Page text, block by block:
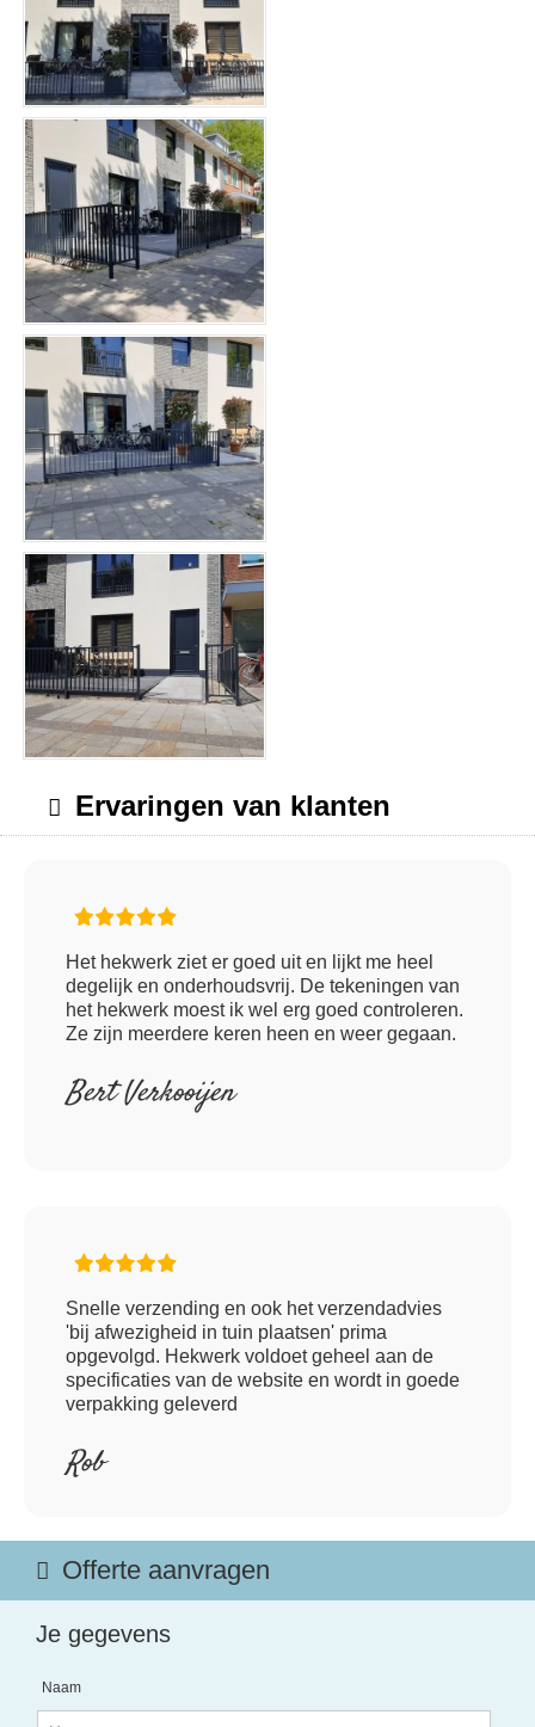
Ervaringen van klanten
Het hekwerk ziet er goed uit en lijkt me heel
degelijk en onderhoudsvrij. De tekeningen van
het hekwerk moest ik wel erg goed controleren.
Ze zijn meerdere keren heen en weer gegaan.
Bert Verkooijen
Snelle verzending en ook het verzendadvies
'bij afwezigheid in tuin plaatsen' prima
opgevolgd. Hekwerk voldoet geheel aan de
specificaties van de website en wordt in goede
verpakking geleverd
Rob
Offerte aanvragen
Je gegevens
Naam